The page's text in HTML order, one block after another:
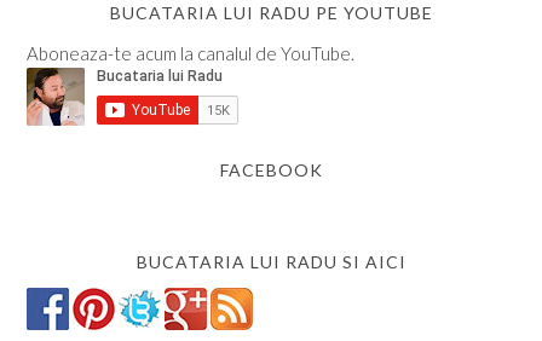
BUCATARIA LUI RADU PE YOUTUBE
Aboneaza-te acum la canalul de YouTube.
FACEBOOK
BUCATARIA LUI RADU SI AICI